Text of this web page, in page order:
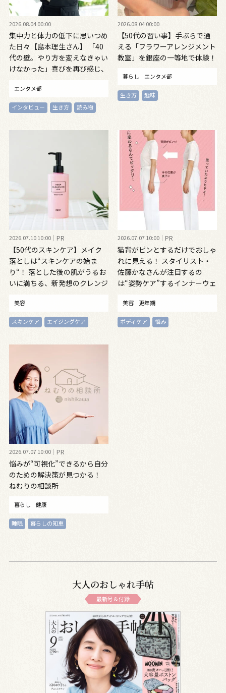
2026.08.04 00:00
集中力と体力の低下に思いつめ
た日々【島本理生さん】 「40
代の壁。やり方を変えなきゃい
けなかった」喜びを再び感じ、
エンタメ部
インタビュー 生き方 読み物
2026.08.04 00:00
【50代の習い事】手ぶらで通
える「フラワーアレンジメント
教室」を銀座の一等地で体験！
暮らし エンタメ部
生き方 趣味
2026.07.10 10:00 PR
【50代のスキンケア】メイク
落としは“スキンケアの始ま
り“！ 落とした後の肌がうるお
いに満ちる、新発想のクレンジ
美容
スキンケア エイジングケア
2026.07.07 10:00 PR
猫背がピンとするだけでおしゃ
れに見える！ スタイリスト・
佐藤かなさんが注目するの
は“姿勢ケア”するインナーウェ
美容 更年期
ボディケア 悩み
2026.07.07 10:00 PR
悩みが“可視化”できるから自分
のための解決策が見つかる！
ねむりの相談所
暮らし 健康
睡眠 暮らしの知恵
大人のおしゃれ手帖
最新号＆付録